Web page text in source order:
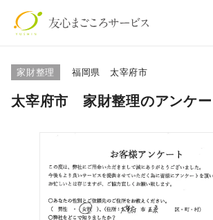
家財整理 福岡県 太宰府市
太宰府市 家財整理のアンケー